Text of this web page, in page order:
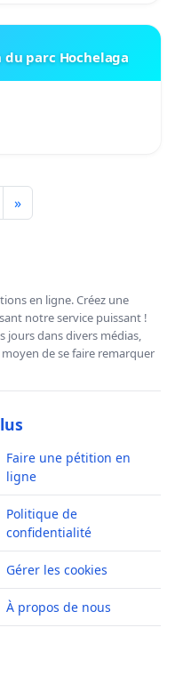
parc Hochelaga
»
en ligne. Créez une
notre service puissant !
jours dans divers médias,
de se faire remarquer
Faire une pétition en
ligne
Politique de
confidentialité
Gérer les cookies
À propos de nous